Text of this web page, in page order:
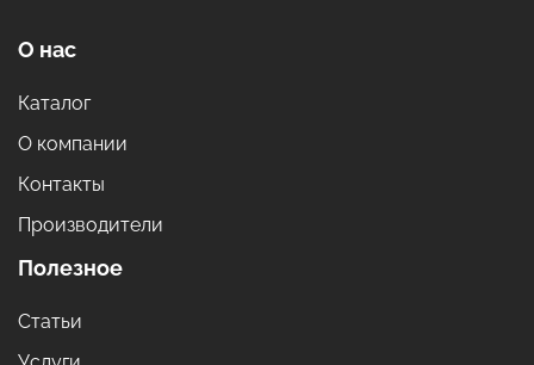
О нас
Каталог
О компании
Контакты
Производители
Полезное
Статьи